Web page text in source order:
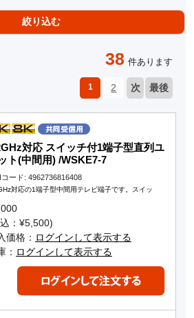
38 件あります
1 2 次 最後
対応 スイッチ付1端子型直列ユ
ト(中間用) /WSKE7-7
ード: 4962736816408
対応の1端子型中間用テレビ端子です。スイッ
：¥5,500)
価格： ログインして表示する
： ログインして表示する